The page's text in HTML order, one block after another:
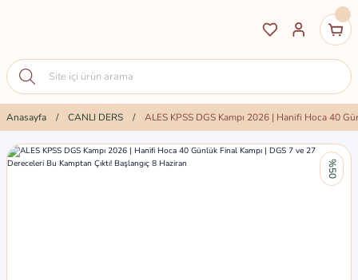
Anasayfa CANLI DERS ALES KPSS DGS Kampı 2026 | Hanifi Hoca 40
%50